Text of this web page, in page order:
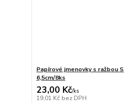
Papírové jmenovky s ražbou
6,5cm/8ks
23,00 Kč/ks
19,01 Kč bez DPH